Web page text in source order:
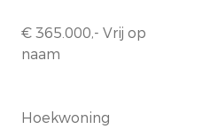
€ 365.000,- Vrij op
naam
Hoekwoning